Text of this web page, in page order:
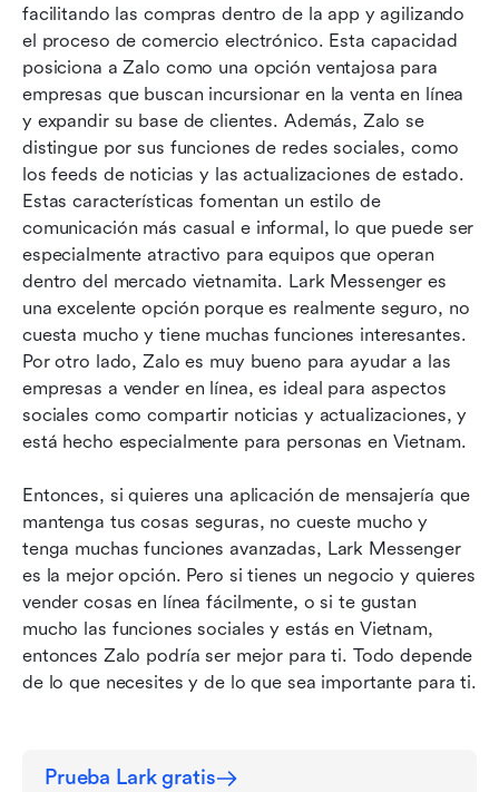
facilitando las compras dentro de la app y agilizando
el proceso de comercio electrónico. Esta capacidad
posiciona a Zalo como una opción ventajosa para
empresas que buscan incursionar en la venta en línea
y expandir su base de clientes. Además, Zalo se
distingue por sus funciones de redes sociales, como
los feeds de noticias y las actualizaciones de estado.
Estas características fomentan un estilo de
comunicación más casual e informal, lo que puede ser
especialmente atractivo para equipos que operan
dentro del mercado vietnamita. Lark Messenger es
una excelente opción porque es realmente seguro, no
cuesta mucho y tiene muchas funciones interesantes.
Por otro lado, Zalo es muy bueno para ayudar a las
empresas a vender en línea, es ideal para aspectos
sociales como compartir noticias y actualizaciones, y
está hecho especialmente para personas en Vietnam.
Entonces, si quieres una aplicación de mensajería que
mantenga tus cosas seguras, no cueste mucho y
tenga muchas funciones avanzadas, Lark Messenger
es la mejor opción. Pero si tienes un negocio y quieres
vender cosas en línea fácilmente, o si te gustan
mucho las funciones sociales y estás en Vietnam,
entonces Zalo podría ser mejor para ti. Todo depende
de lo que necesites y de lo que sea importante para ti.
Prueba Lark gratis